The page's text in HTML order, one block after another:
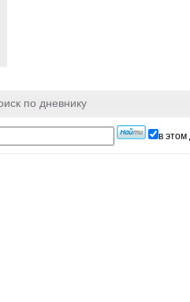
по дневнику
в этом